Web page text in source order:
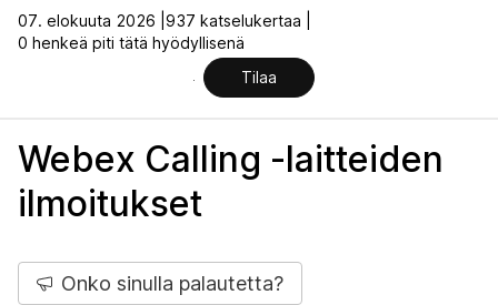
07. elokuuta 2026 | 937 katselukertaa |
0 henkeä piti tätä hyödyllisenä
Tilaa
Webex Calling -laitteiden
ilmoitukset
Onko sinulla palautetta?